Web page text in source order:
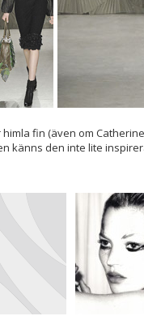
fin (även om
känns den inte lite